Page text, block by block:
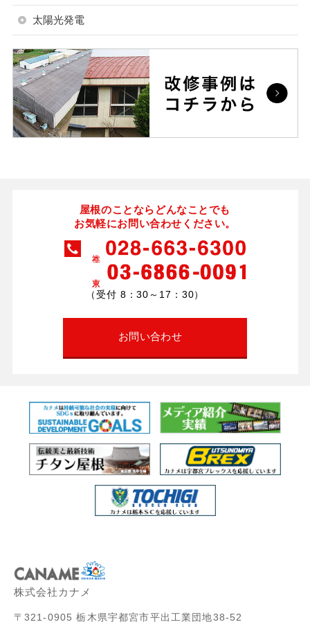
太陽光発電
屋根のことならどんなことでも
お気軽にお問い合わせください。
（受付 8：30～17：30）
お問い合わせ
株式会社カナメ
〒321-0905 栃木県宇都宮市平出工業団地38-52